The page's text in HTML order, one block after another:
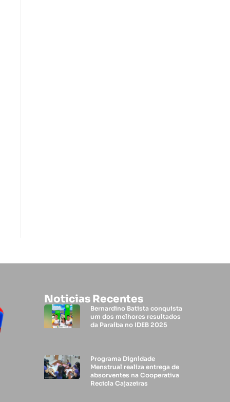
Noticias Recentes
Bernardino Batista conquista
um dos melhores resultados
da Paraíba no IDEB 2025
Programa Dignidade
Menstrual realiza entrega de
absorventes na Cooperativa
Recicla Cajazeiras